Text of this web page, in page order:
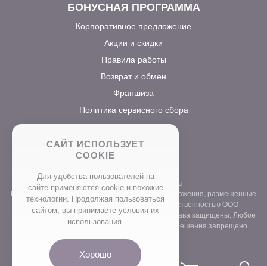
БОНУСНАЯ ПРОГРАММА
Корпоративное предложение
Акции и скидки
Правила работы
Возврат и обмен
Франшиза
Политика сервисного сбора
www.prostocvet.ru
Вся текстовая информация и графические изображения, размещенные
на сайте интернет-магазина, являются собственностью ООО
«ПРОСТОБУКЕТ» ОГРН 1157746211248. Все права защищены. Любое
использование контента без письменного разрешения запрещено.
САЙТ ИСПОЛЬЗУЕТ
COOKIE
Для удобства пользователей на
сайте применяются сookie и похожие
технологии. Продолжая пользоваться
сайтом, вы принимаете условия их
использования.
Хорошо